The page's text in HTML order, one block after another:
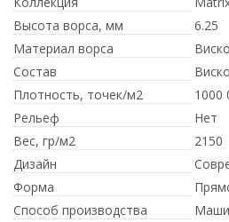
Высота ворса, мм
6.25
Материал ворса
Состав
Плотность, точек/м2
1000
Рельеф
Нет
Вес, гр/м2
2150
Дизайн
Форма
Способ производства